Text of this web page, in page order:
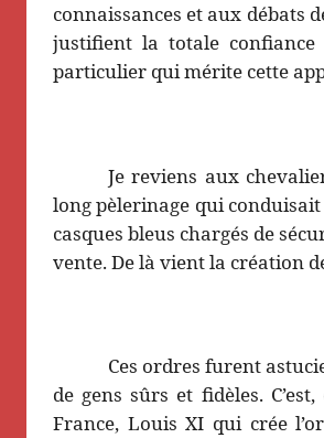
connaissances et aux débats
justifient la totale
particulier qui mérite cette
Je reviens aux
long pèlerinage qui conduisait
casques bleus chargés de
vente. De là vient la création
Ces ordres furent
de gens sûrs et fidèles.
France, Louis XI qui crée